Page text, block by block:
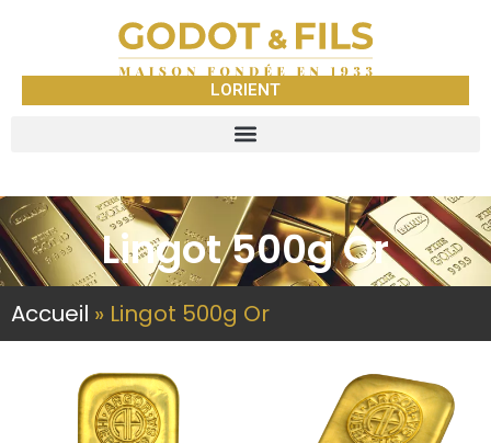
LORIENT
Lingot 500g Or
Accueil » Lingot 500g Or